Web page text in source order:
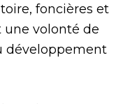
foncières et
volonté de
développement